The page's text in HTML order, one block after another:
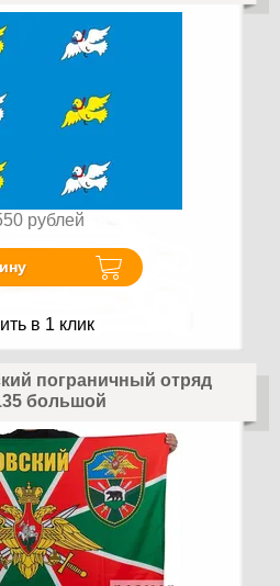
рублей
в 1 клик
пограничный отряд
большой